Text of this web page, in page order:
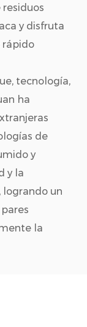
y disfruta
rápido
tecnología,
ha
de
y
y la
logrando un
la